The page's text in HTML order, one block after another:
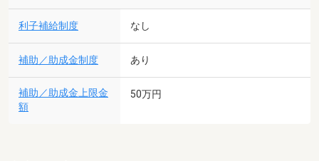
利子補給制度 なし
補助／助成金制度 あり
補助／助成金上限金
額
50万円